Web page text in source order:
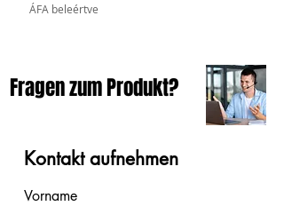
ÁFA beleértve
Fragen zum Produkt?
Kontakt aufnehmen
Vorname